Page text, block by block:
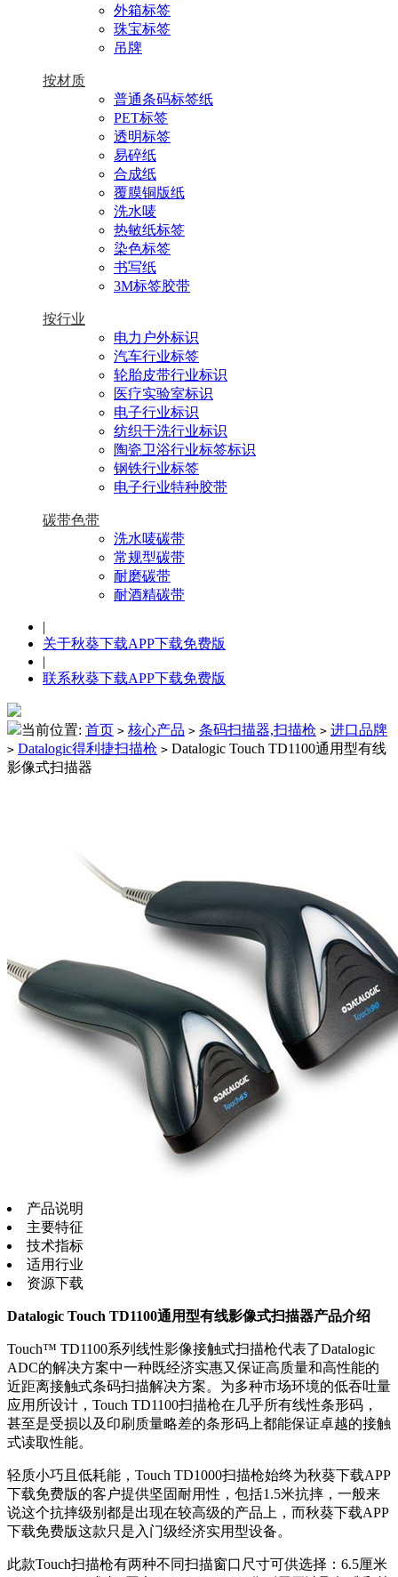
外箱标签
珠宝标签
吊牌
按材质
普通条码标签纸
PET标签
透明标签
易碎纸
合成纸
覆膜铜版纸
洗水唛
热敏纸标签
染色标签
书写纸
3M标签胶带
按行业
电力户外标识
汽车行业标签
轮胎皮带行业标识
医疗实验室标识
电子行业标识
纺织干洗行业标识
陶瓷卫浴行业标签标识
钢铁行业标签
电子行业特种胶带
碳带色带
洗水唛碳带
常规型碳带
耐磨碳带
耐酒精碳带
|
关于秋葵下载APP下载免费版
|
联系秋葵下载APP下载免费版
当前位置: 首页 > 核心产品 > 条码扫描器,扫描枪 > 进口品牌
> Datalogic得利捷扫描枪 > Datalogic Touch TD1100通用型有线
影像式扫描器
产品说明
主要特征
技术指标
适用行业
资源下载
Datalogic Touch TD1100通用型有线影像式扫描器产品介绍
Touch™ TD1100系列线性影像接触式扫描枪代表了Datalogic
ADC的解决方案中一种既经济实惠又保证高质量和高性能的
近距离接触式条码扫描解决方案。为多种市场环境的低吞吐量
应用所设计，Touch TD1100扫描枪在几乎所有线性条形码，
甚至是受损以及印刷质量略差的条形码上都能保证卓越的接触
式读取性能。
轻质小巧且低耗能，Touch TD1000扫描枪始终为秋葵下载APP
下载免费版的客户提供坚固耐用性，包括1.5米抗摔，一般来
说这个抗摔级别都是出现在较高级的产品上，而秋葵下载APP
下载免费版这款只是入门级经济实用型设备。
此款Touch扫描枪有两种不同扫描窗口尺寸可供选择：6.5厘米